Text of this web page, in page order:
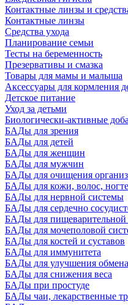
Контактные линзы и
Контактные линзы
Средства ухода
Планирование семьи
Тесты на беременность
Презервативы и смазка
Товары для мамы и малыша
Аксессуары для кормления
Детское питание
Уход за детьми
Биологически-активные
БАДы для зрения
БАДы для детей
БАДы для женщин
БАДы для мужчин
БАДы для очищения
БАДы для кожи, волос,
БАДы для нервной системы
БАДы для сердечно
БАДы для пищеварительной
БАДы для мочеполовой
БАДы для костей и суставов
БАДы для иммунитета
БАДы для улучшения
БАДы для снижения веса
БАДы при простуде
БАДы чаи, лекарственные